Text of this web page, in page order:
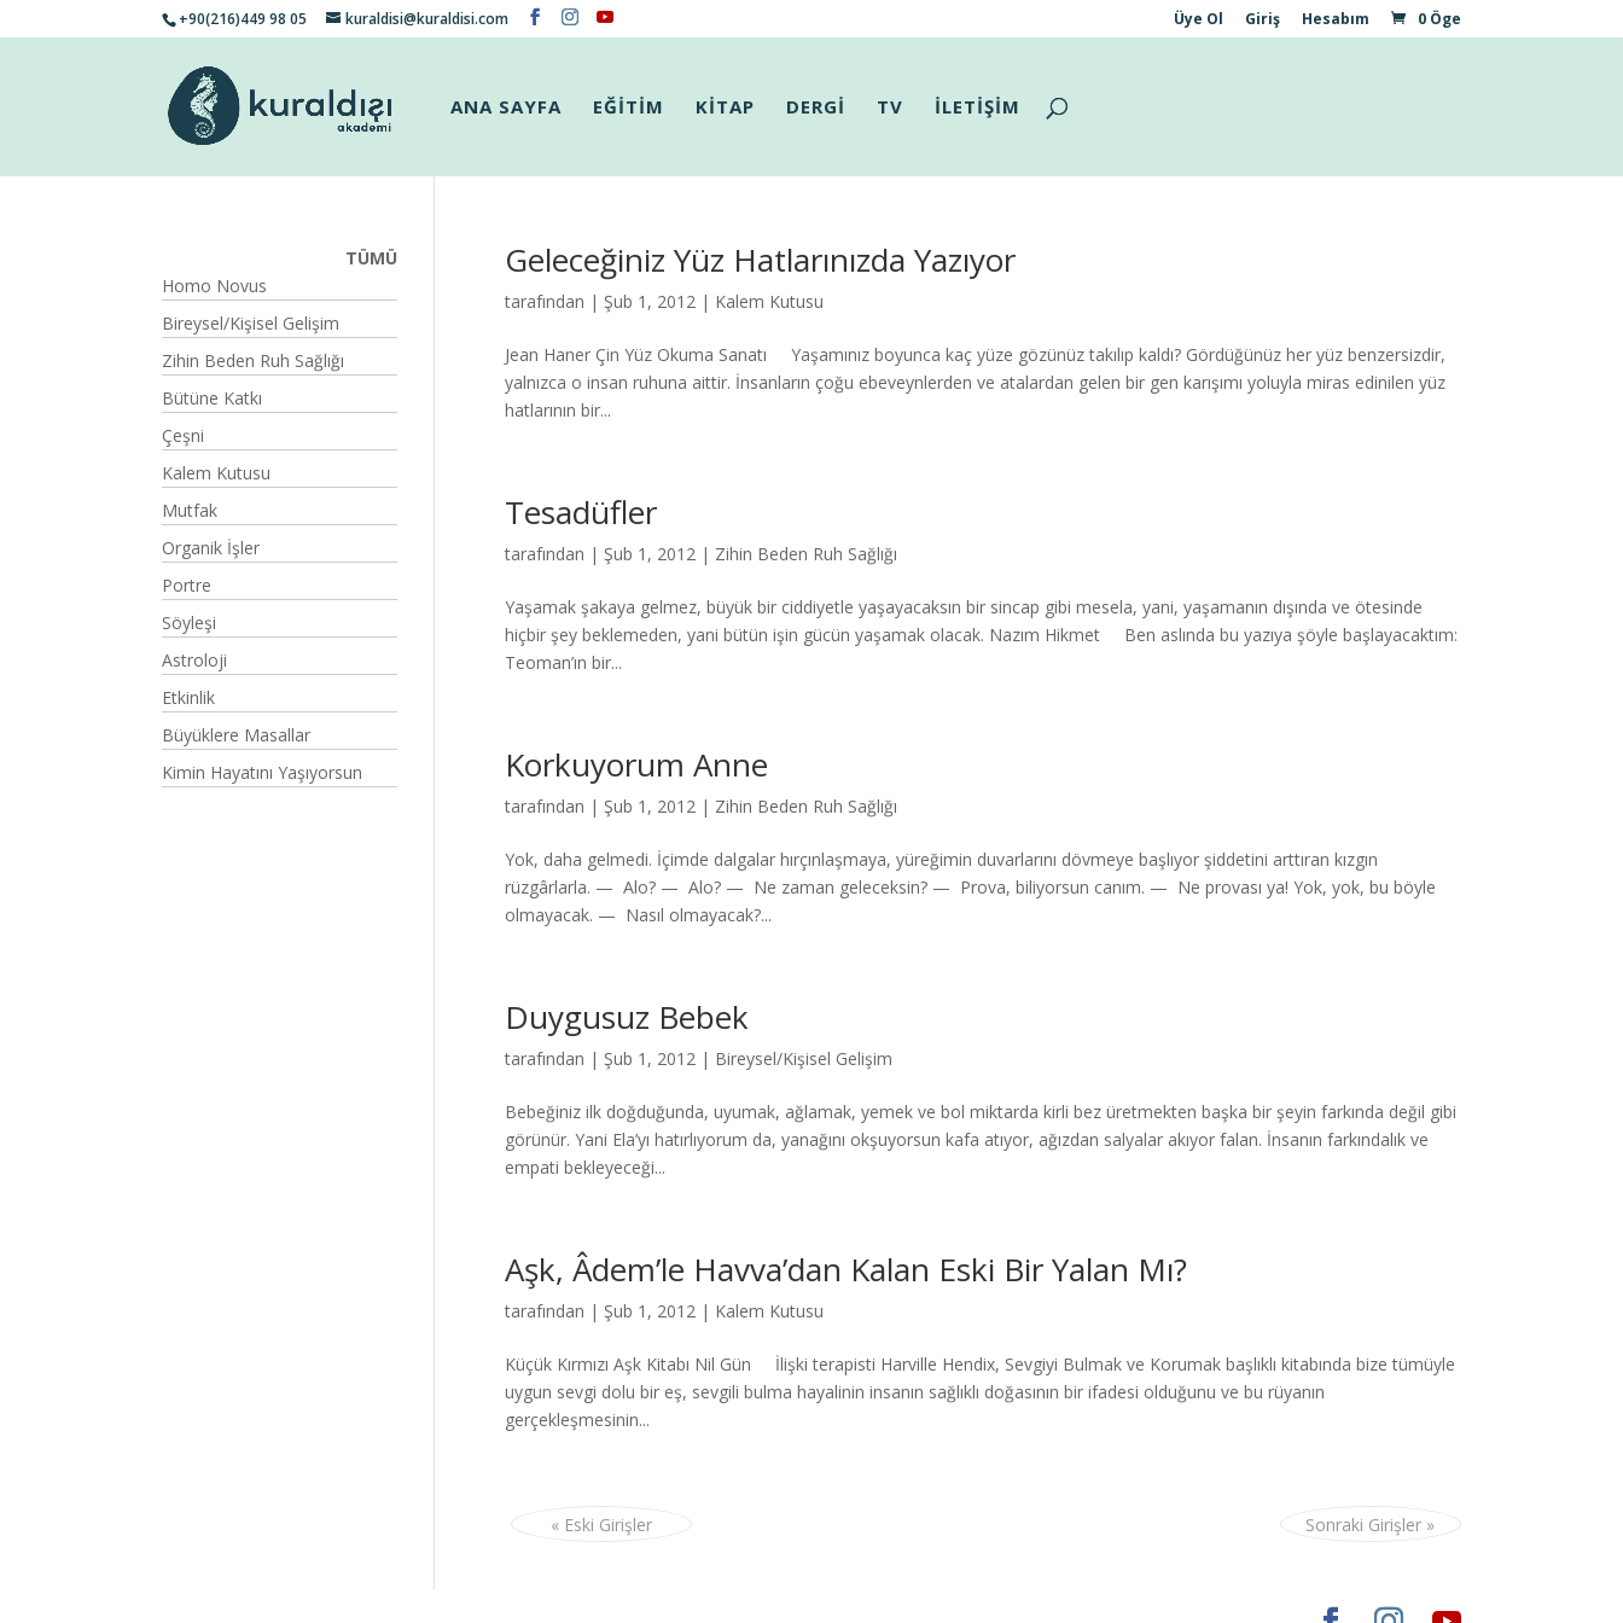
+90(216)449 98 05 kuraldisi@kuraldisi.com Üye Ol Giriş Hesabım 0 Öge
ANA SAYFA EĞİTİM KİTAP DERGİ TV İLETİŞİM
Geleceğiniz Yüz Hatlarınızda Yazıyor
tarafından | Şub 1, 2012| Kalem Kutusu
Jean Haner Çin Yüz Okuma Sanatı Yaşamınız boyunca kaç yüze gözünüz takılıp kaldı? Gördüğünüz her yüz benzersizdir,
yalnızca o insan ruhuna aittir. İnsanların çoğu ebeveynlerden ve atalardan gelen bir gen karışımı yoluyla miras edinilen yüz
hatlarının bir...
Tesadüfler
tarafından | Şub 1, 2012| Zihin Beden Ruh Sağlığı
Yaşamak şakaya gelmez, büyük bir ciddiyetle yaşayacaksın bir sincap gibi mesela, yani, yaşamanın dışında ve ötesinde
hiçbir şey beklemeden, yani bütün işin gücün yaşamak olacak. Nazım Hikmet Ben aslında bu yazıya şöyle başlayacaktım:
Teoman’ın bir...
Korkuyorum Anne
tarafından | Şub 1, 2012| Zihin Beden Ruh Sağlığı
Yok, daha gelmedi. İçimde dalgalar hırçınlaşmaya, yüreğimin duvarlarını dövmeye başlıyor şiddetini arttıran kızgın
rüzgârlarla. — Alo? — Alo? — Ne zaman geleceksin? — Prova, biliyorsun canım. — Ne provası ya! Yok, yok, bu böyle
olmayacak. — Nasıl olmayacak?...
Duygusuz Bebek
tarafından | Şub 1, 2012| Bireysel/Kişisel Gelişim
Bebeğiniz ilk doğduğunda, uyumak, ağlamak, yemek ve bol miktarda kirli bez üretmekten başka bir şeyin farkında değil gibi
görünür. Yani Ela’yı hatırlıyorum da, yanağını okşuyorsun kafa atıyor, ağızdan salyalar akıyor falan. İnsanın farkındalık ve
empati bekleyeceği...
Aşk, Âdem’le Havva’dan Kalan Eski Bir Yalan Mı?
tarafından | Şub 1, 2012| Kalem Kutusu
Küçük Kırmızı Aşk Kitabı Nil Gün İlişki terapisti Harville Hendix, Sevgiyi Bulmak ve Korumak başlıklı kitabında bize tümüyle
uygun sevgi dolu bir eş, sevgili bulma hayalinin insanın sağlıklı doğasının bir ifadesi olduğunu ve bu rüyanın
gerçekleşmesinin...
« Eski Girişler Sonraki Girişler »
TÜMÜ
Homo Novus
Bireysel/Kişisel Gelişim
Zihin Beden Ruh Sağlığı
Bütüne Katkı
Çeşni
Kalem Kutusu
Mutfak
Organik İşler
Portre
Söyleşi
Astroloji
Etkinlik
Büyüklere Masallar
Kimin Hayatını Yaşıyorsun